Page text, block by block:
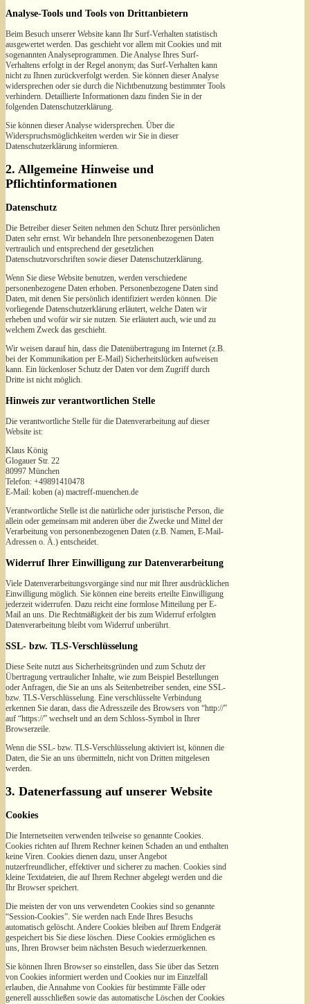
Analyse-Tools und Tools von Drittanbietern
Beim Besuch unserer Website kann Ihr Surf-Verhalten statistisch
ausgewertet werden. Das geschieht vor allem mit Cookies und mit
sogenannten Analyseprogrammen. Die Analyse Ihres Surf-
Verhaltens erfolgt in der Regel anonym; das Surf-Verhalten kann
nicht zu Ihnen zurückverfolgt werden. Sie können dieser Analyse
widersprechen oder sie durch die Nichtbenutzung bestimmter Tools
verhindern. Detaillierte Informationen dazu finden Sie in der
folgenden Datenschutzerklärung.
Sie können dieser Analyse widersprechen. Über die
Widerspruchsmöglichkeiten werden wir Sie in dieser
Datenschutzerklärung informieren.
2. Allgemeine Hinweise und
Pflichtinformationen
Datenschutz
Die Betreiber dieser Seiten nehmen den Schutz Ihrer persönlichen
Daten sehr ernst. Wir behandeln Ihre personenbezogenen Daten
vertraulich und entsprechend der gesetzlichen
Datenschutzvorschriften sowie dieser Datenschutzerklärung.
Wenn Sie diese Website benutzen, werden verschiedene
personenbezogene Daten erhoben. Personenbezogene Daten sind
Daten, mit denen Sie persönlich identifiziert werden können. Die
vorliegende Datenschutzerklärung erläutert, welche Daten wir
erheben und wofür wir sie nutzen. Sie erläutert auch, wie und zu
welchem Zweck das geschieht.
Wir weisen darauf hin, dass die Datenübertragung im Internet (z.B.
bei der Kommunikation per E-Mail) Sicherheitslücken aufweisen
kann. Ein lückenloser Schutz der Daten vor dem Zugriff durch
Dritte ist nicht möglich.
Hinweis zur verantwortlichen Stelle
Die verantwortliche Stelle für die Datenverarbeitung auf dieser
Website ist:
Klaus König
Glogauer Str. 22
80997 München
Telefon: +49891410478
E-Mail: koben (a) mactreff-muenchen.de
Verantwortliche Stelle ist die natürliche oder juristische Person, die
allein oder gemeinsam mit anderen über die Zwecke und Mittel der
Verarbeitung von personenbezogenen Daten (z.B. Namen, E-Mail-
Adressen o. Ä.) entscheidet.
Widerruf Ihrer Einwilligung zur Datenverarbeitung
Viele Datenverarbeitungsvorgänge sind nur mit Ihrer ausdrücklichen
Einwilligung möglich. Sie können eine bereits erteilte Einwilligung
jederzeit widerrufen. Dazu reicht eine formlose Mitteilung per E-
Mail an uns. Die Rechtmäßigkeit der bis zum Widerruf erfolgten
Datenverarbeitung bleibt vom Widerruf unberührt.
SSL- bzw. TLS-Verschlüsselung
Diese Seite nutzt aus Sicherheitsgründen und zum Schutz der
Übertragung vertraulicher Inhalte, wie zum Beispiel Bestellungen
oder Anfragen, die Sie an uns als Seitenbetreiber senden, eine SSL-
bzw. TLS-Verschlüsselung. Eine verschlüsselte Verbindung
erkennen Sie daran, dass die Adresszeile des Browsers von “http://”
auf “https://” wechselt und an dem Schloss-Symbol in Ihrer
Browserzeile.
Wenn die SSL- bzw. TLS-Verschlüsselung aktiviert ist, können die
Daten, die Sie an uns übermitteln, nicht von Dritten mitgelesen
werden.
3. Datenerfassung auf unserer Website
Cookies
Die Internetseiten verwenden teilweise so genannte Cookies.
Cookies richten auf Ihrem Rechner keinen Schaden an und enthalten
keine Viren. Cookies dienen dazu, unser Angebot
nutzerfreundlicher, effektiver und sicherer zu machen. Cookies sind
kleine Textdateien, die auf Ihrem Rechner abgelegt werden und die
Ihr Browser speichert.
Die meisten der von uns verwendeten Cookies sind so genannte
“Session-Cookies”. Sie werden nach Ende Ihres Besuchs
automatisch gelöscht. Andere Cookies bleiben auf Ihrem Endgerät
gespeichert bis Sie diese löschen. Diese Cookies ermöglichen es
uns, Ihren Browser beim nächsten Besuch wiederzuerkennen.
Sie können Ihren Browser so einstellen, dass Sie über das Setzen
von Cookies informiert werden und Cookies nur im Einzelfall
erlauben, die Annahme von Cookies für bestimmte Fälle oder
generell ausschließen sowie das automatische Löschen der Cookies